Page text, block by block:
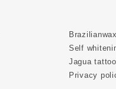
Self
Jagua tattoo
Privacy